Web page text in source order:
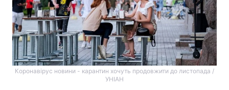
Коронавірус новини - карантин хочуть продовжити до листопада /
УНІАН